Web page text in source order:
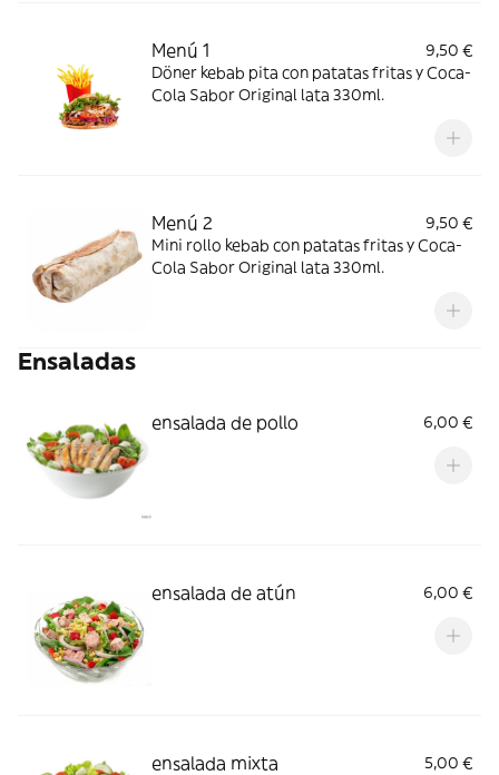
Menú 1
9,50 €
Döner kebab pita con patatas fritas y Coca-
Cola Sabor Original lata 330ml.
Menú 2
9,50 €
Mini rollo kebab con patatas fritas y Coca-
Cola Sabor Original lata 330ml.
Ensaladas
ensalada de pollo 6,00 €
ensalada de atún 6,00 €
ensalada mixta 5,00 €